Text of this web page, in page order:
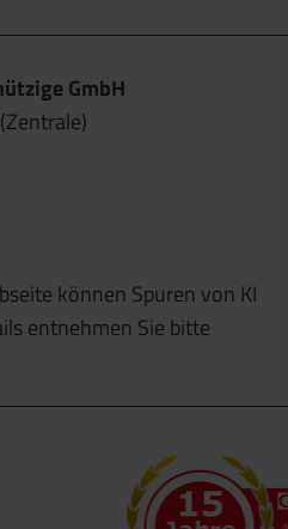
GmbH
können Spuren von KI
entnehmen Sie bitte